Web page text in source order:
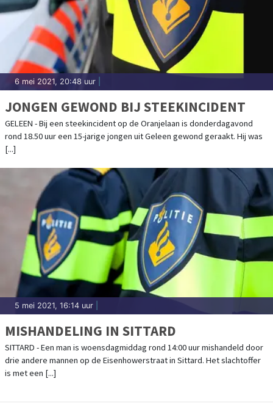
6 mei 2021, 20:48 uur
JONGEN GEWOND BIJ STEEKINCIDENT
GELEEN - Bij een steekincident op de Oranjelaan is donderdagavond
rond 18.50 uur een 15-jarige jongen uit Geleen gewond geraakt. Hij was
[...]
5 mei 2021, 16:14 uur
MISHANDELING IN SITTARD
SITTARD - Een man is woensdagmiddag rond 14:00 uur mishandeld door
drie andere mannen op de Eisenhowerstraat in Sittard. Het slachtoffer
is met een [...]